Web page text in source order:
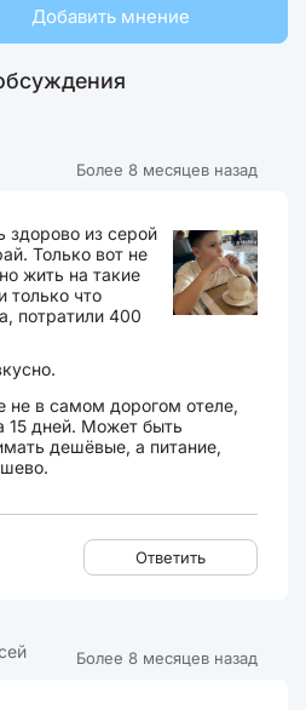
Добавить мнение
Более 8 месяцев назад
здорово из серой
Только вот не
жить на такие
только что
потратили 400
не в самом дорогом отеле,
15 дней. Может быть
дешёвые, а питание,
Ответить
Более 8 месяцев назад